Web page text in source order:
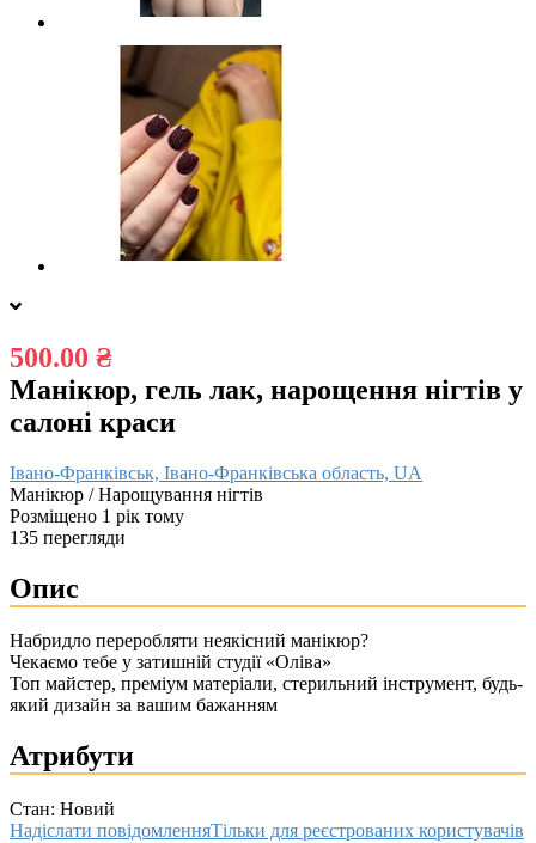
500.00 ₴
Манікюр, гель лак, нарощення нігтів у
салоні краси
Івано-Франківськ, Івано-Франківська область, UA
Манікюр / Нарощування нігтів
Розміщено 1 рік тому
135 перегляди
Опис
Набридло переробляти неякісний манікюр?
Чекаємо тебе у затишній студії «Оліва»
Топ майстер, преміум матеріали, стерильний інструмент, будь-
який дизайн за вашим бажанням
Атрибути
Стан: Новий
Надіслати повідомленняТільки для реєстрованих користувачів